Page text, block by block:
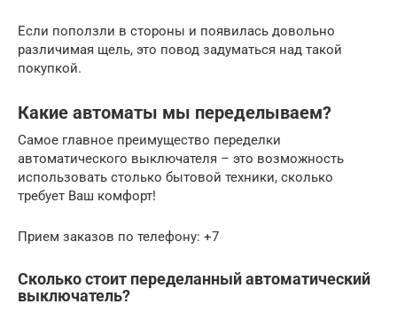
Если поползли в стороны и появилась довольно
различимая щель, это повод задуматься над такой
покупкой.
Какие автоматы мы переделываем?
Самое главное преимущество переделки
автоматического выключателя – это возможность
использовать столько бытовой техники, сколько
требует Ваш комфорт!
Прием заказов по телефону: +7
Сколько стоит переделанный автоматический
выключатель?